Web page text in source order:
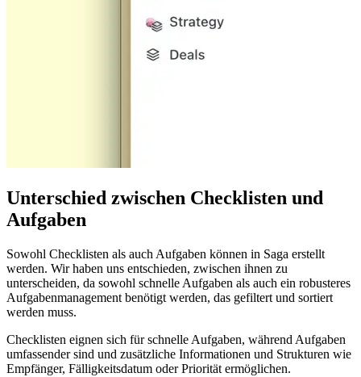
Unterschied zwischen Checklisten und
Aufgaben
Sowohl Checklisten als auch Aufgaben können in Saga erstellt
werden. Wir haben uns entschieden, zwischen ihnen zu
unterscheiden, da sowohl schnelle Aufgaben als auch ein robusteres
Aufgabenmanagement benötigt werden, das gefiltert und sortiert
werden muss.
Checklisten eignen sich für schnelle Aufgaben, während Aufgaben
umfassender sind und zusätzliche Informationen und Strukturen wie
Empfänger, Fälligkeitsdatum oder Priorität ermöglichen.